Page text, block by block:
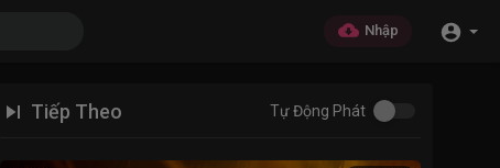
Nhập
Tiếp Theo Tự Động Phát